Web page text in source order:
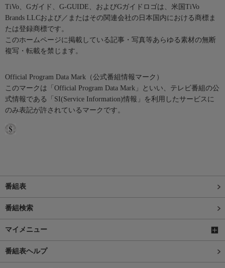
TiVo、Gガイド、G-GUIDE、およびGガイドロゴは、米国TiVo
Brands LLCおよび／またはその関連会社の日本国内における商標ま
たは登録商標です。
このホームページに掲載している記事・写真等あらゆる素材の無断
複写・転載を禁じます。
Official Program Data Mark（公式番組情報マーク）
このマークは「Official Program Data Mark」といい、テレビ番組の公
式情報である「SI(Service Information)情報」を利用したサービスに
のみ表記が許されているマークです。
番組表
番組検索
マイメニュー
番組表ヘルプ